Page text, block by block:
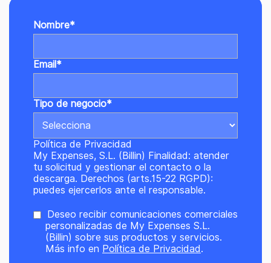
Nombre*
Email *
Tipo de negocio*
Política de Privacidad
My Expenses, S.L. (Billin) Finalidad: atender
tu solicitud y gestionar el contacto o la
descarga. Derechos (arts.15-22 RGPD):
puedes ejercerlos ante el responsable.
Deseo recibir comunicaciones comerciales
personalizadas de My Expenses S.L.
(Billin) sobre sus productos y servicios.
Más info en Política de Privacidad .